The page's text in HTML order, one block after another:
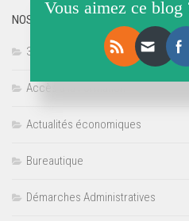
NOS ARTICLES
3D
Accès à la Formation
Actualités économiques
Bureautique
Démarches Administratives
Vous aimez ce blog